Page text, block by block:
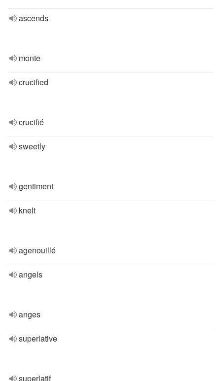
ascends
monte
crucified
crucifié
sweetly
gentiment
knelt
agenouillé
angels
anges
superlative
superlatif